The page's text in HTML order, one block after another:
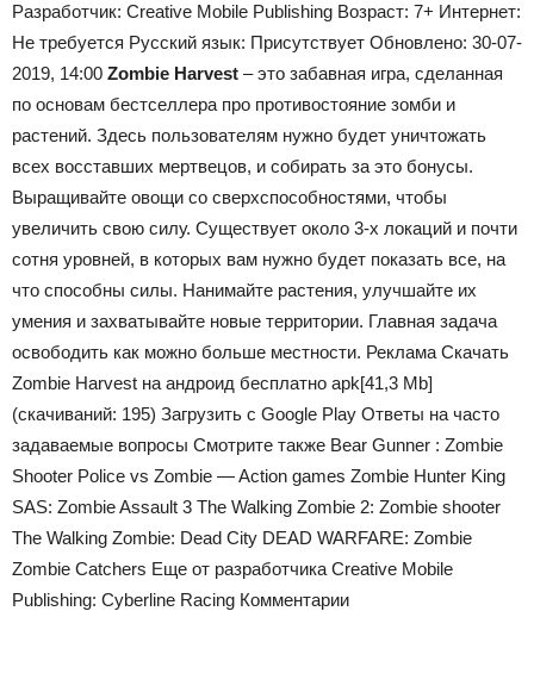
Разработчик: Creative Mobile Publishing Возраст: 7+ Интернет:
Не требуется Русский язык: Присутствует Обновлено: 30-07-
2019, 14:00 Zombie Harvest – это забавная игра, сделанная
по основам бестселлера про противостояние зомби и
растений. Здесь пользователям нужно будет уничтожать
всех восставших мертвецов, и собирать за это бонусы.
Выращивайте овощи со сверхспособностями, чтобы
увеличить свою силу. Существует около 3-х локаций и почти
сотня уровней, в которых вам нужно будет показать все, на
что способны силы. Нанимайте растения, улучшайте их
умения и захватывайте новые территории. Главная задача
освободить как можно больше местности. Реклама Скачать
Zombie Harvest на андроид бесплатно apk[41,3 Mb]
(cкачиваний: 195) Загрузить с Google Play Ответы на часто
задаваемые вопросы Смотрите также Bear Gunner : Zombie
Shooter Police vs Zombie — Action games Zombie Hunter King
SAS: Zombie Assault 3 The Walking Zombie 2: Zombie shooter
The Walking Zombie: Dead City DEAD WARFARE: Zombie
Zombie Catchers Еще от разработчика Creative Mobile
Publishing: Cyberline Racing Комментарии